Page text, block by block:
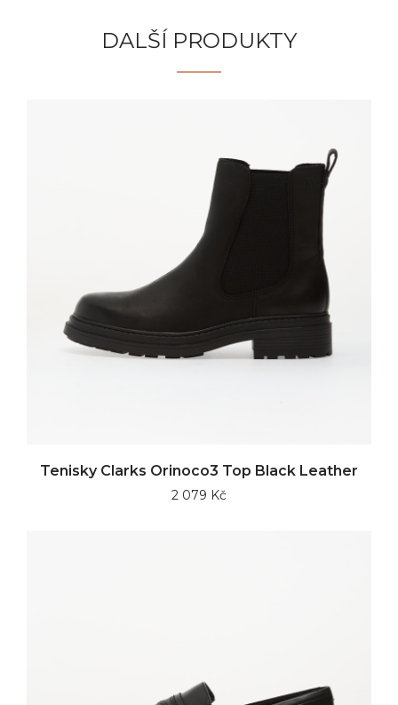
DALŠÍ PRODUKTY
Tenisky Clarks Orinoco3 Top Black Leather
2 079 Kč